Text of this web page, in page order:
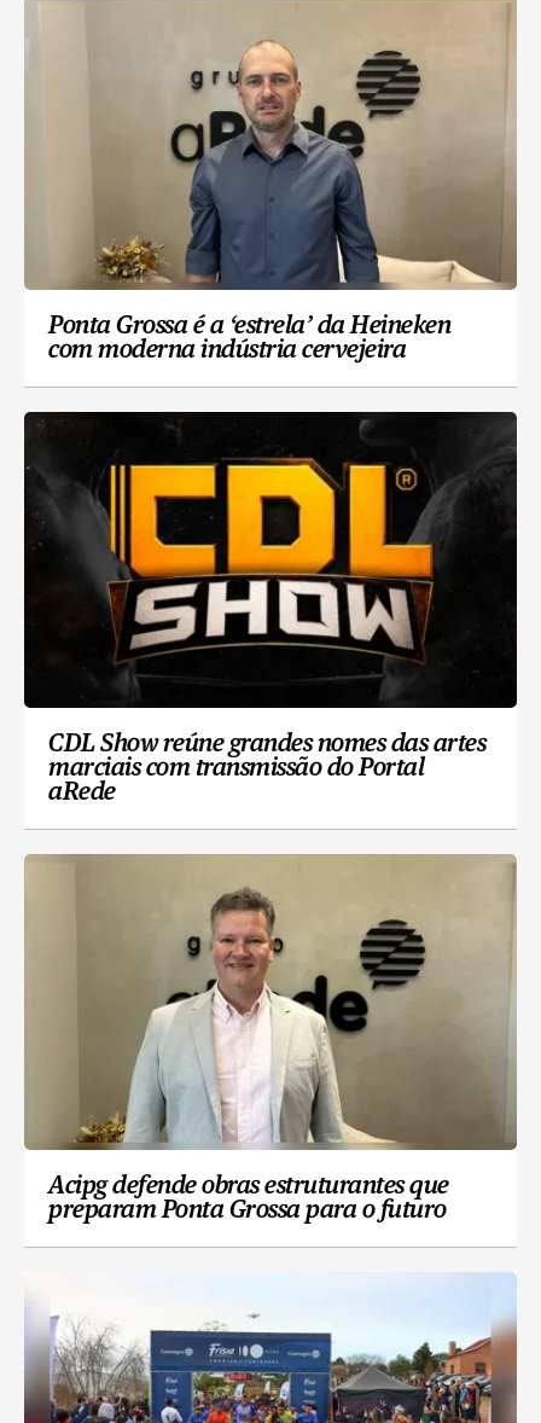
Ponta Grossa é a ‘estrela’ da Heineken
com moderna indústria cervejeira
CDL Show reúne grandes nomes das artes
marciais com transmissão do Portal
aRede
Acipg defende obras estruturantes que
preparam Ponta Grossa para o futuro